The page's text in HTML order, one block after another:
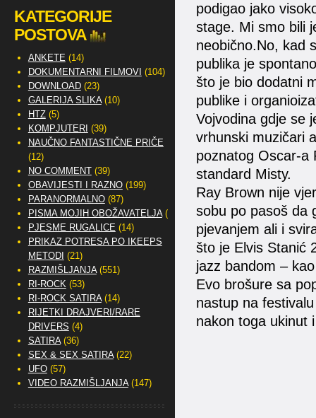
podigao jako
stage. Mi smo bili
neobično.No, kad
publika je
što je bio dodatni
publike i
Vojvodina gdje se
vrhunski muzičari
poznatog Oscar-a
standard Misty.
Ray Brown nije
sobu po pasoš da
pjevanjem ali i
što je Elvis Stanić
jazz bandom –
Evo brošure sa
nastup na
nakon toga ukinut
KATEGORIJE
POSTOVA
ANKETE (14)
DOKUMENTARNI FILMOVI (104)
DOWNLOAD(23)
GALERIJA SLIKA(10)
HTZ(5)
KOMPJUTERI (39)
NAUČNO FANTASTIČNE PRIČE
(12)
NO COMMENT(39)
OBAVIJESTI I RAZNO(199)
PARANORMALNO(87)
PISMA MOJIH OBOŽAVATELJA(2)
PJESME RUGALICE (14)
PRIKAZ POTRESA PO IKEEPS
METODI (21)
RAZMIŠLJANJA(551)
RI-ROCK(53)
RI-ROCK SATIRA(14)
RIJETKI DRAJVERI/RARE
DRIVERS (4)
SATIRA(36)
SEX & SEX SATIRA(22)
UFO(57)
VIDEO RAZMIŠLJANJA(147)